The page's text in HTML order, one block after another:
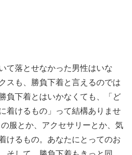
て落とせなかった男性はいな
スも、勝負下着と言えるのでは
負下着とはいかなくても、「ど
着けるもの」って結構ありませ
服とか、アクセサリーとか、気
けるもの。あなたにとってのお